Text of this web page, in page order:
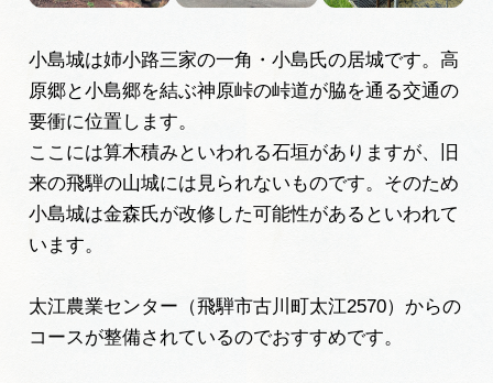
アクセス
インフォメーション
ぎふ旅レポーター記事
早わかり岐阜
買い物・お土産
小島城は姉小路三家の一角・小島氏の居城です。高
原郷と小島郷を結ぶ神原峠の峠道が脇を通る交通の
要衝に位置します。
ここには算木積みといわれる石垣がありますが、旧
来の飛騨の山城には見られないものです。そのため
小島城は金森氏が改修した可能性があるといわれて
います。
太江農業センター（飛騨市古川町太江2570）からの
コースが整備されているのでおすすめです。